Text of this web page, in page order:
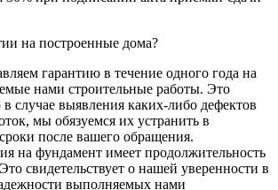
на построенные дома?
гарантию в течение одного года на
нами строительные работы. Это
в случае выявления каких-либо дефектов
мы обязуемся их устранить в
после вашего обращения.
на фундамент имеет продолжительность
свидетельствует о нашей уверенности в
выполняемых нами